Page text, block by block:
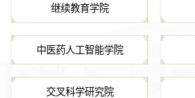
继续教育学院
中医药人工智能学院
交叉科学研究院